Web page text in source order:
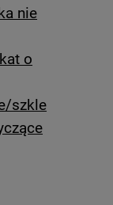
nie
o
szkle